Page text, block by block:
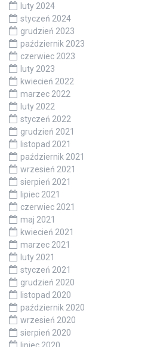
luty 2024
styczeń 2024
grudzień 2023
październik 2023
czerwiec 2023
luty 2023
kwiecień 2022
marzec 2022
luty 2022
styczeń 2022
grudzień 2021
listopad 2021
październik 2021
wrzesień 2021
sierpień 2021
lipiec 2021
czerwiec 2021
maj 2021
kwiecień 2021
marzec 2021
luty 2021
styczeń 2021
grudzień 2020
listopad 2020
październik 2020
wrzesień 2020
sierpień 2020
lipiec 2020